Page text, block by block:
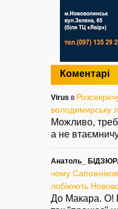
Коментарі
Virus в
володимирську
Можливо,
а не
Анатоль_
чому
лобіюють
До Макара. О!